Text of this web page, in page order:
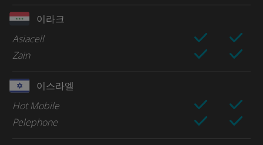
이라크
Asiacell
Zain
이스라엘
Hot Mobile
Pelephone